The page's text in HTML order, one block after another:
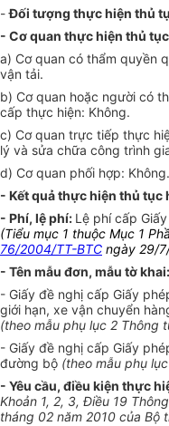
-Đối tượng thực hiện thủ
- Cơ quan thực hiện thủ
a) Cơ quan có thẩm quyền
vận tải.
b) Cơ quan hoặc người có
cấp thực hiện: Không.
c) Cơ quan trực tiếp thực
lý và sửa chữa công trình
d) Cơ quan phối hợp: Không.
- Kết quả thực hiện thủ tục
- Phí, lệ phí: Lệ phí cấp
(Tiểu mục 1 thuộc Mục 1
76/2004/TT-BTC ngày 29/
- Tên mẫu đơn, mẫu tờ khai:
- Giấy đề nghị cấp Giấy
giới hạn, xe vận chuyển
(theo mẫu phụ lục 2 Thông
- Giấy đề nghị cấp Giấy
đường bộ (theo mẫu phụ
- Yêu cầu, điều kiện thực
Khoản 1, 2, 3, Điều 19
tháng 02 năm 2010 của Bộ